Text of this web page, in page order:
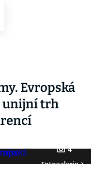
Evropská
unijní trh
4
Fotogalerie